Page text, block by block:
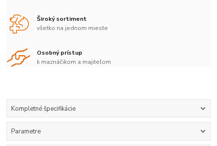
Široký sortiment
všetko na jednom mieste
Osobný prístup
k maznáčikom a majiteľom
Kompletné špecifikácie
Parametre